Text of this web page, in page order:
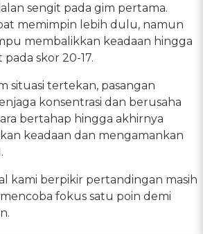
sengit pada gim pertama.
memimpin lebih dulu, namun
membalikkan keadaan hingga
skor 20-17.
situasi tertekan, pasangan
konsentrasi dan berusaha
bertahap hingga akhirnya
keadaan dan mengamankan
kami berpikir pertandingan masih
fokus satu poin demi